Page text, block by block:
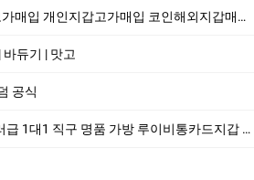
고가매입 코인해외지갑매입 trc20코인전송대행
듀기 | 맛고
공식
명품 가방 루이비통카드지갑 남성명품가방 HJO